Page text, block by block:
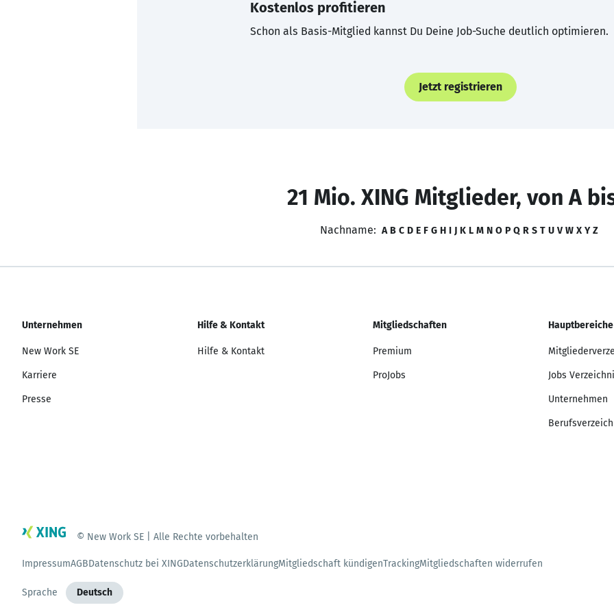
Kostenlos profitieren
Schon als Basis-Mitglied kannst Du Deine Job-Suche deutlich optimieren.
Jetzt registrieren
21 Mio. XING Mitglieder, von A
Nachname: A B C D E F G H I J K L M N O P Q R S T U V W X Y Z
Unternehmen
New Work SE
Karriere
Presse
Hilfe & Kontakt
Hilfe & Kontakt
Mitgliedschaften
Premium
ProJobs
Hauptbereiche
Jobs
Unternehmen
© New Work SE | Alle Rechte vorbehalten
ImpressumAGBDatenschutz bei XINGDatenschutzerklärungMitgliedschaft kündigenTrackingMitgliedschaften widerrufen
Sprache Deutsch